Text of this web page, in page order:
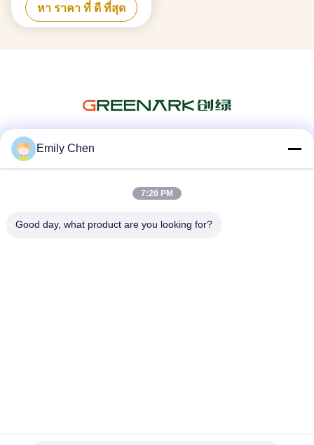
หา ราคา ที่ ดี ที่สุด
ติดต่อเร็ว
Emily Chen
7:20 PM
Good day, what product are you looking for?